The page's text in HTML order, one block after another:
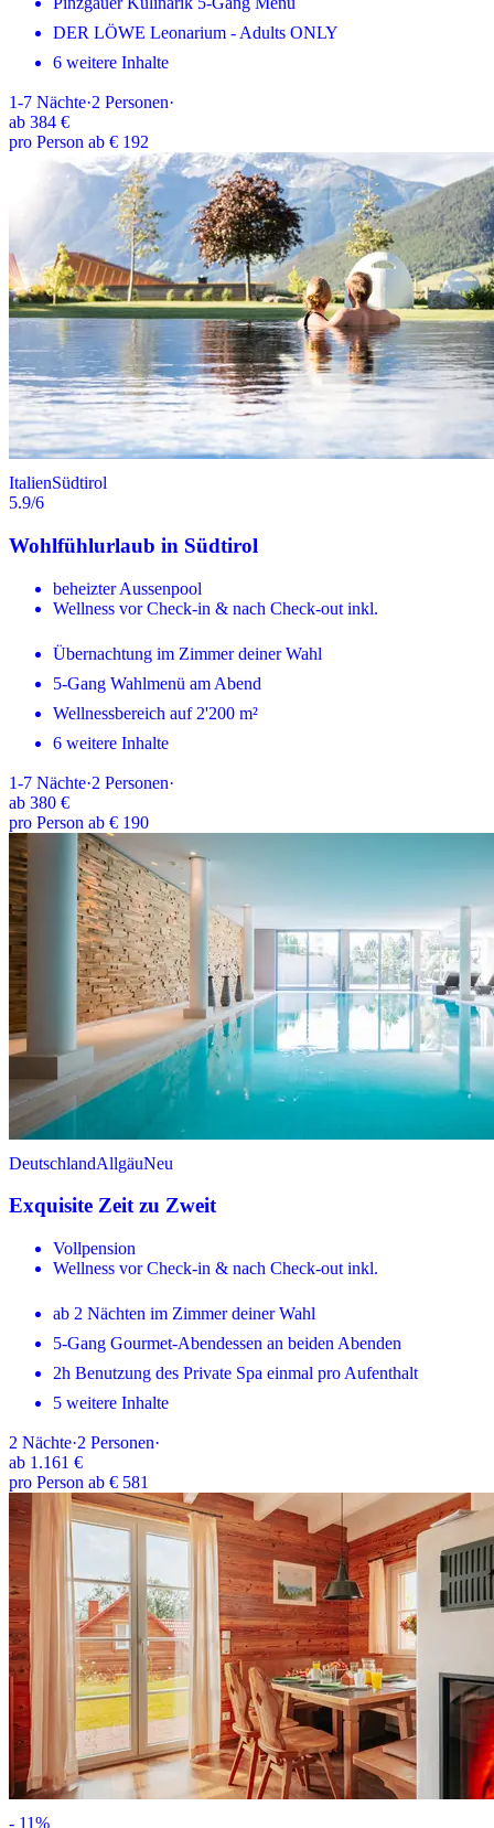
DER LÖWE Leonarium - Adults ONLY
6 weitere Inhalte
1-7 Nächte·2 Personen·
ab 384 €
pro Person ab € 192
ItalienSüdtirol
5.9/6
Wohlfühlurlaub in Südtirol
beheizter Aussenpool
Wellness vor Check-in & nach Check-out inkl.
Übernachtung im Zimmer deiner Wahl
5-Gang Wahlmenü am Abend
Wellnessbereich auf 2'200 m²
6 weitere Inhalte
1-7 Nächte·2 Personen·
ab 380 €
pro Person ab € 190
DeutschlandAllgäuNeu
Exquisite Zeit zu Zweit
Vollpension
Wellness vor Check-in & nach Check-out inkl.
ab 2 Nächten im Zimmer deiner Wahl
5-Gang Gourmet-Abendessen an beiden Abenden
2h Benutzung des Private Spa einmal pro Aufenthalt
5 weitere Inhalte
2 Nächte·2 Personen·
ab 1.161 €
pro Person ab € 581
- 11%